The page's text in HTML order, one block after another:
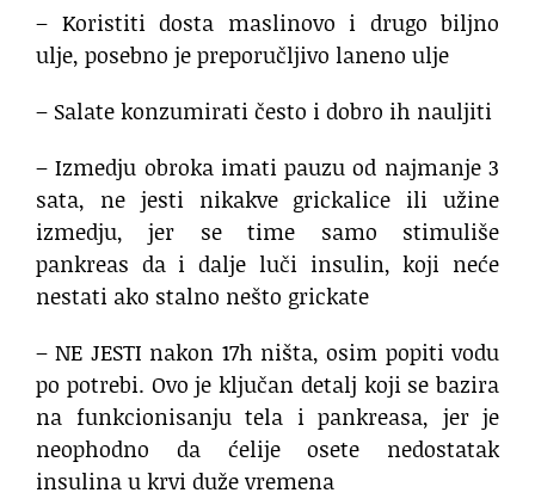
– Koristiti dosta maslinovo i drugo biljno
ulje, posebno je preporučljivo laneno ulje
– Salate konzumirati često i dobro ih nauljiti
– Izmedju obroka imati pauzu od najmanje 3
sata, ne jesti nikakve grickalice ili užine
izmedju, jer se time samo stimuliše
pankreas da i dalje luči insulin, koji neće
nestati ako stalno nešto grickate
– NE JESTI nakon 17h ništa, osim popiti vodu
po potrebi. Ovo je ključan detalj koji se bazira
na funkcionisanju tela i pankreasa, jer je
neophodno da ćelije osete nedostatak
insulina u krvi duže vremena